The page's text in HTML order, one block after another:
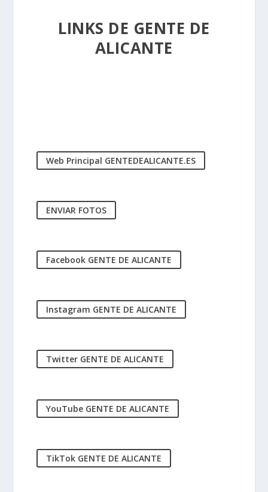
LINKS DE GENTE DE
ALICANTE
Web Principal GENTEDEALICANTE.ES
ENVIAR FOTOS
Facebook GENTE DE ALICANTE
Instagram GENTE DE ALICANTE
Twitter GENTE DE ALICANTE
YouTube GENTE DE ALICANTE
TikTok GENTE DE ALICANTE